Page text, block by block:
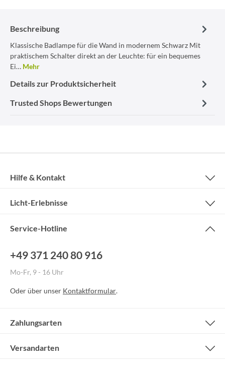
Beschreibung
Klassische Badlampe für die Wand in modernem Schwarz Mit
praktischem Schalter direkt an der Leuchte: für ein bequemes
Ei… Mehr
Details zur Produktsicherheit
Trusted Shops Bewertungen
Service-Hotline
+49 371 240 80 916
Mo-Fr, 9 - 16 Uhr
Oder über unser Kontaktformular.
Hilfe & Kontakt
Licht-Erlebnisse
Zahlungsarten
Versandarten